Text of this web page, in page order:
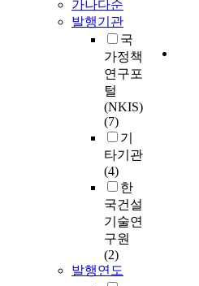
가나다순
발행기관
국
가정책
연구포
털
(NKIS)
(7)
기
타기관
(4)
한
국건설
기술연
구원
(2)
발행연도